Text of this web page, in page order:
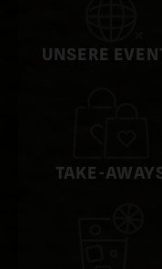
UNSERE
TAKE-